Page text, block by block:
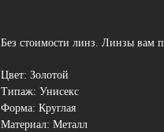
Без стоимости линз. Линзы вам
Цвет: Золотой
Типаж: Унисекс
Форма: Круглая
Материал: Металл